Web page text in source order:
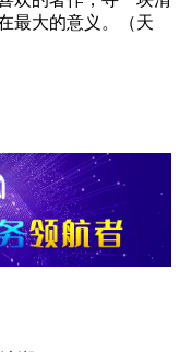
最大的意义。（天